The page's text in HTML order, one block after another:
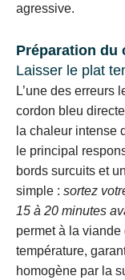
agressive.
Préparation du
Laisser le plat
L’une des erreurs
cordon bleu
la chaleur intense
le principal
bords surcuits et
simple : sortez
15 à 20 minutes
permet à la
température,
homogène par la